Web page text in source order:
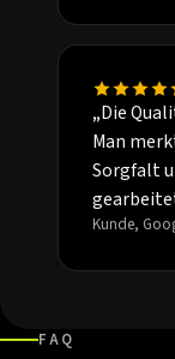
„Die
Man
Sorgfalt
Kunde,
FAQ